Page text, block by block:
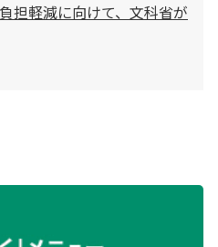
担軽減に向けて、文科省が